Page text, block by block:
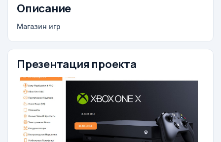
Описание
Магазин игр
Презентация проекта